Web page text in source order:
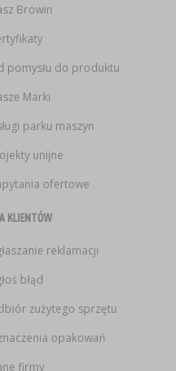
Browin
pomysłu do produktu
Marki
parku maszyn
unijne
ofertowe
KLIENTÓW
reklamacji
błąd
zużytego sprzętu
opakowań
firmy